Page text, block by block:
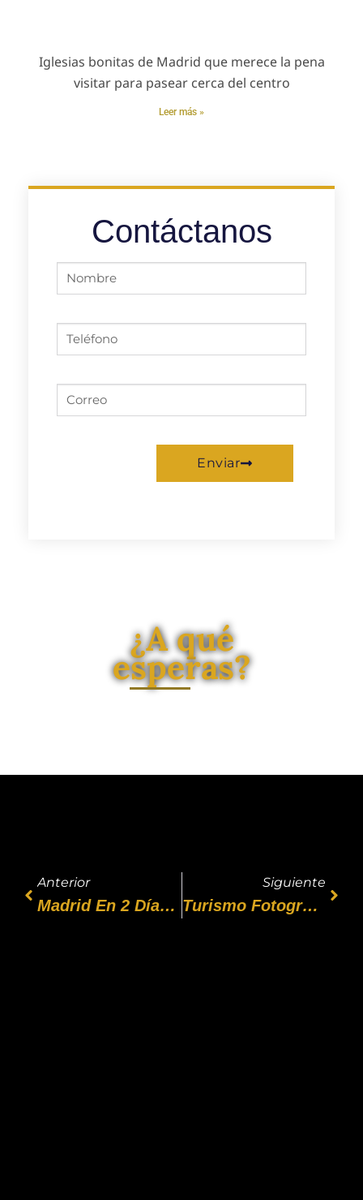
Iglesias bonitas de Madrid que merece la pena
visitar para pasear cerca del centro
Leer más »
Contáctanos
Enviar
¿A qué
esperas?
Anterior
Madrid En 2 Días: Un Itinerario Perfecto Desde La Puerta Del Sol Madrid
Siguiente
Turismo Fotográfico En Madrid: Los Mejores Lugares Para Hacer Fotos Desde La Puerta Del Sol